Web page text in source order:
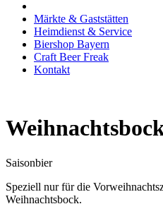
Märkte & Gaststätten
Heimdienst & Service
Biershop Bayern
Craft Beer Freak
Kontakt
Saisonbier
Speziell nur für die
Weihnachtsbock.